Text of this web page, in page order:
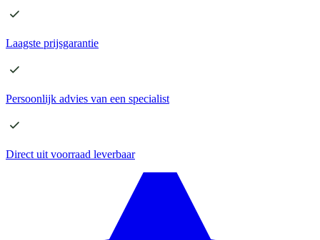
Laagste prijsgarantie
Persoonlijk advies van een specialist
Direct uit voorraad leverbaar